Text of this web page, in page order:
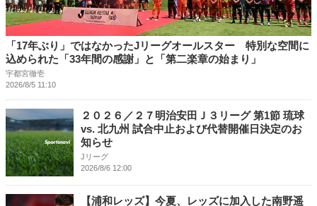
「17年ぶり」ではなかったJリーグオールスター 特別な空間に
込められた「33年間の感謝」と「第二楽章の始まり」
宇都宮徹壱
2026/8/5 11:10
２０２６／２７明治安田Ｊ３リーグ 第1節 琉球
vs. 北九州 試合中止および代替開催日決定のお
知らせ
Jリーグ
2026/8/6 12:00
【浦和レッズ】今夏、レッズに加入した南野遥